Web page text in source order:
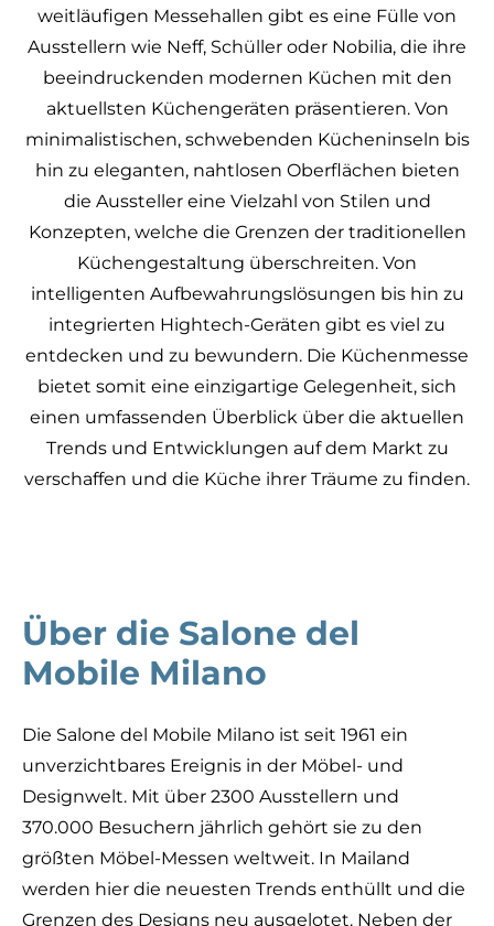
weitläufigen Messehallen gibt es eine Fülle von
Ausstellern wie Neff, Schüller oder Nobilia, die ihre
beeindruckenden modernen Küchen mit den
aktuellsten Küchengeräten präsentieren. Von
minimalistischen, schwebenden Kücheninseln bis
hin zu eleganten, nahtlosen Oberflächen bieten
die Aussteller eine Vielzahl von Stilen und
Konzepten, welche die Grenzen der traditionellen
Küchengestaltung überschreiten. Von
intelligenten Aufbewahrungslösungen bis hin zu
integrierten Hightech-Geräten gibt es viel zu
entdecken und zu bewundern. Die Küchenmesse
bietet somit eine einzigartige Gelegenheit, sich
einen umfassenden Überblick über die aktuellen
Trends und Entwicklungen auf dem Markt zu
verschaffen und die Küche ihrer Träume zu finden.
Über die Salone del
Mobile Milano
Die Salone del Mobile Milano ist seit 1961 ein
unverzichtbares Ereignis in der Möbel- und
Designwelt. Mit über 2300 Ausstellern und
370.000 Besuchern jährlich gehört sie zu den
größten Möbel-Messen weltweit. In Mailand
werden hier die neuesten Trends enthüllt und die
Grenzen des Designs neu ausgelotet. Neben der